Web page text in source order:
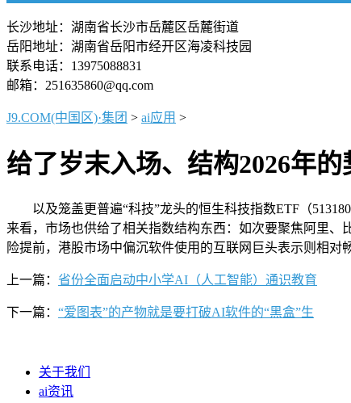
长沙地址：湖南省长沙市岳麓区岳麓街道
岳阳地址：湖南省岳阳市经开区海凌科技园
联系电话：13975088831
邮箱：251635860@qq.com
J9.COM(中国区)·集团 > ai应用 >
给了岁末入场、结构2026年的
以及笼盖更普遍“科技”龙头的恒生科技指数ETF（
来看，市场也供给了相关指数结构东西：如次要聚焦阿里
险提前，港股市场中偏沉软件使用的互联网巨头表示则相对
上一篇： 省份全面启动中小学AI（人工智能）通识教育
下一篇： “爱图表”的产物就是要打破AI软件的“黑盒”生
关于我们
ai资讯